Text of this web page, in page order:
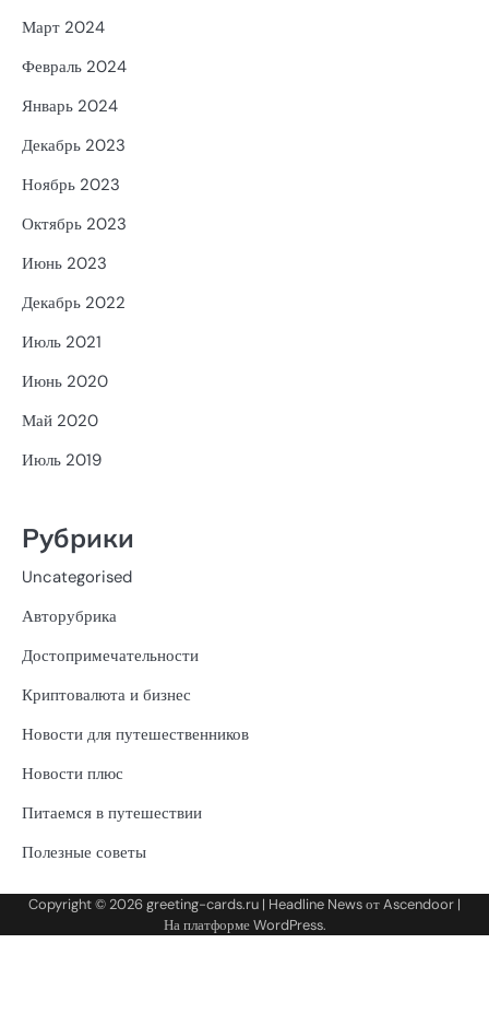
Март 2024
Февраль 2024
Январь 2024
Декабрь 2023
Ноябрь 2023
Октябрь 2023
Июнь 2023
Декабрь 2022
Июль 2021
Июнь 2020
Май 2020
Июль 2019
Рубрики
Uncategorised
Авторубрика
Достопримечательности
Криптовалюта и бизнес
Новости для путешественников
Новости плюс
Питаемся в путешествии
Полезные советы
Copyright © 2026greeting-cards.ru | Headline News отAscendoor |
На платформеWordPress.